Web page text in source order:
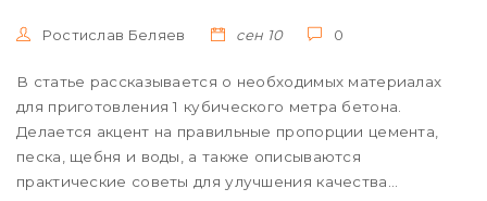
Ростислав Беляев сен 10 0
В статье рассказывается о необходимых материалах
для приготовления 1 кубического метра бетона.
Делается акцент на правильные пропорции цемента,
песка, щебня и воды, а также описываются
практические советы для улучшения качества